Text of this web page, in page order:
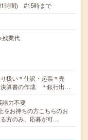
時間) #15時まで
業代
扱い＊仕訳・起票＊売
決算書の作成 ＊銀行出…
語力不要
をお持ちの方こちらのお
方のみ、応募が可…